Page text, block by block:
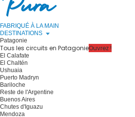
FABRIQUÉ À LA MAIN
DESTINATIONS
Patagonie
Tous les circuits en PatagonieOuvrez !
El Calafate
El Chaltén
Ushuaia
Puerto Madryn
Bariloche
Reste de l'Argentine
Buenos Aires
Chutes d'Iguazu
Mendoza